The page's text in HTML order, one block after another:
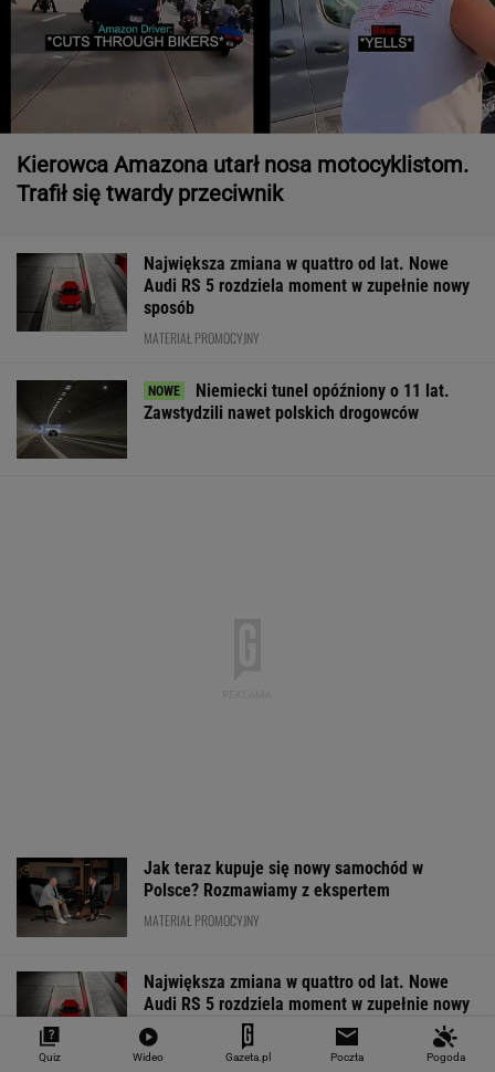
Kierowca Amazona utarł nosa motocyklistom.
Trafił się twardy przeciwnik
Największa zmiana w quattro od lat. Nowe
Audi RS 5 rozdziela moment w zupełnie nowy
sposób
MATERIAŁ PROMOCYJNY
Niemiecki tunel opóźniony o 11 lat.
Zawstydzili nawet polskich drogowców
Jak teraz kupuje się nowy samochód w
Polsce? Rozmawiamy z ekspertem
MATERIAŁ PROMOCYJNY
Największa zmiana w quattro od lat. Nowe
Audi RS 5 rozdziela moment w zupełnie nowy
sposób
MATERIAŁ PROMOCYJNY
Quiz Wideo Gazeta.pl Poczta Pogoda